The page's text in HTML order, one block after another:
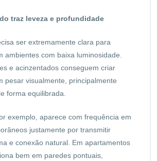
traz leveza e profundidade
ser extremamente clara para
ambientes com baixa luminosidade.
e acinzentados conseguem criar
pesar visualmente, principalmente
forma equilibrada.
exemplo, aparece com frequência em
justamente por transmitir
e conexão natural. Em apartamentos
bem em paredes pontuais,